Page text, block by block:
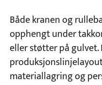
Både kranen og
opphengt under
eller støtter på
materiallagring og